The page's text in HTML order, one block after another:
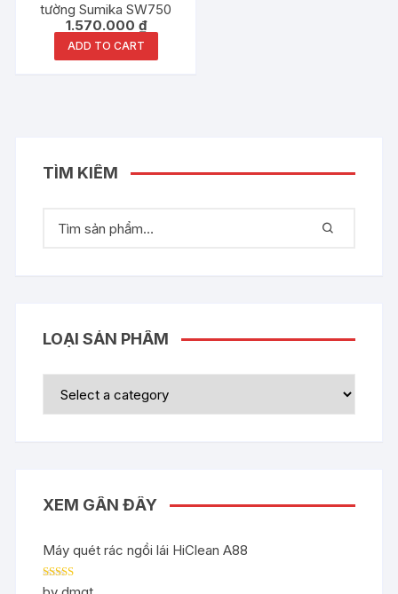
tường Sumika SW750
1.570.000 ₫
ADD TO CART
TÌM KIẾM
LOẠI SẢN PHẨM
XEM GẦN ĐÂY
Máy quét rác ngồi lái HiClean A88
Rated5out